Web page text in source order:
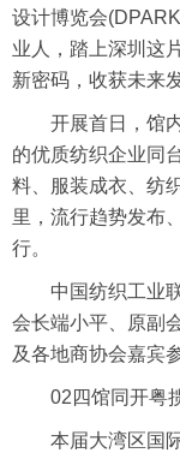
设计博览会
业人，踏上深圳这
新密码，收获未来
开展首日，馆内
的优质纺织企业同
料、服装成衣、纺
里， 流行趋势发布
行。
中国纺织工业
会长端小平、原副
及各地商协会嘉宾
02四馆同开粤
本届大湾区国际